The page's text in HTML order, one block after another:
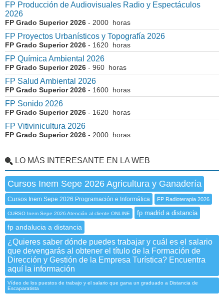
FP Producción de Audiovisuales Radio y Espectáculos
2026
FP Grado Superior 2026 - 2000 horas
FP Proyectos Urbanísticos y Topografía 2026
FP Grado Superior 2026 - 1620 horas
FP Química Ambiental 2026
FP Grado Superior 2026 - 960 horas
FP Salud Ambiental 2026
FP Grado Superior 2026 - 1600 horas
FP Sonido 2026
FP Grado Superior 2026 - 1620 horas
FP Vitivinicultura 2026
FP Grado Superior 2026 - 2000 horas
LO MÁS INTERESANTE EN LA WEB
Cursos Inem Sepe 2026 Agricultura y Ganadería
Cursos Inem Sepe 2026 Programación e Informática FP Radioterapia 2026
CURSO Inem Sepe 2026 Atención al cliente ONLINE fp madrid a distancia
fp andalucia a distancia
¿Quieres saber dónde puedes trabajar y cuál es el salario
que devengarás al obtener el título de la Formación de
Dirección y Gestión de la Empresa Turística? Encuentra
aquí la información
Vídeo de los puestos de trabajo y el salario que gana un graduado a Distancia de
Escaparatista